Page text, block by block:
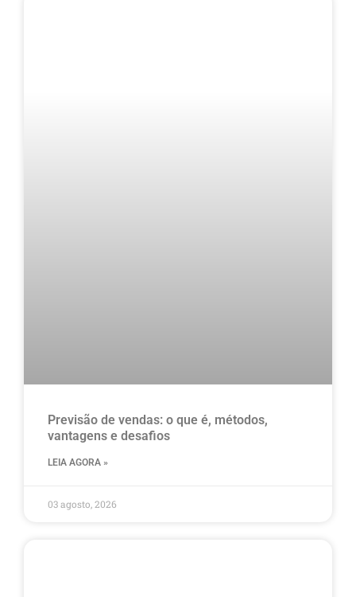
Previsão de vendas: o que é, métodos,
vantagens e desafios
LEIA AGORA »
03 agosto, 2026